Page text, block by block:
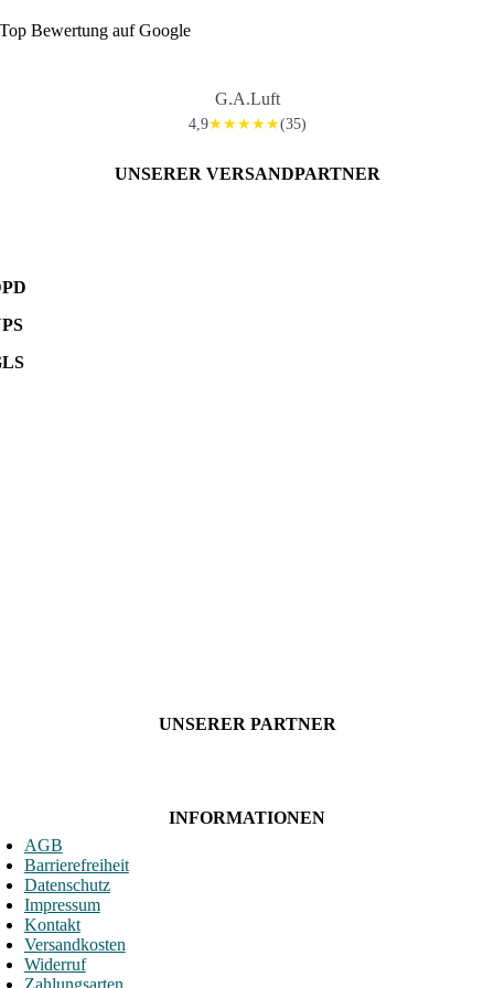
Top Bewertung auf Google
G.A.Luft
4,9★★★★★(35)
UNSERER VERSANDPARTNER
UNSERER PARTNER
INFORMATIONEN
AGB
Barrierefreiheit
Datenschutz
Impressum
Kontakt
Versandkosten
Widerruf
Zahlungsarten